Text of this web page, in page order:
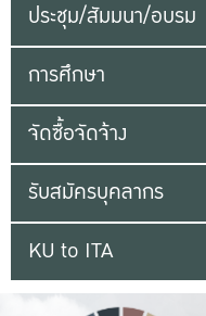
ประชุม/สัมมนา/อบรม
การศึกษา
จัดซื้อจัดจ้าง
รับสมัครบุคลากร
KU to ITA